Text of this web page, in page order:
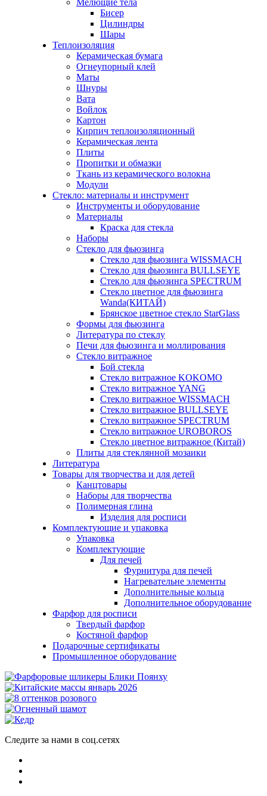
Мелющие тела
Бисер
Цилиндры
Шары
Теплоизоляция
Керамическая бумага
Огнеупорный клей
Маты
Шнуры
Вата
Войлок
Картон
Кирпич теплоизоляционный
Керамическая лента
Плиты
Пропитки и обмазки
Ткань из керамического волокна
Модули
Стекло: материалы и инструмент
Инструменты и оборудование
Материалы
Краска для стекла
Наборы
Стекло для фьюзинга
Стекло для фьюзинга WISSMACH
Стекло для фьюзинга BULLSEYE
Стекло для фьюзинга SPECTRUM
Стекло цветное для фьюзинга
Wanda(КИТАЙ)
Брянское цветное стекло StarGlass
Формы для фьюзинга
Литература по стеклу
Печи для фьюзинга и моллирования
Стекло витражное
Бой стекла
Стекло витражное KOKOMO
Стекло витражное YANG
Стекло витражное WISSMACH
Стекло витражное BULLSEYE
Стекло витражное SPECTRUM
Стекло витражное UROBOROS
Стекло цветное витражное (Китай)
Плиты для стеклянной мозаики
Литература
Товары для творчества и для детей
Канцтовары
Наборы для творчества
Полимерная глина
Изделия для росписи
Комплектующие и упаковка
Упаковка
Комплектующие
Для печей
Фурнитура для печей
Нагревательне элементы
Дополнительные кольца
Дополнительное оборудование
Фарфор для росписи
Твердый фарфор
Костяной фарфор
Подарочные сертификаты
Промышленное оборудование
Следите за нами в соц.сетях